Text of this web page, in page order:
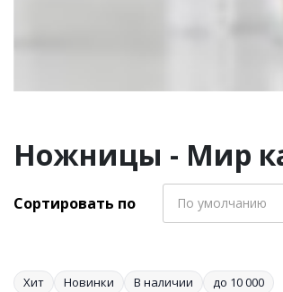
Ножницы - Мир
Сортировать по По умолчанию
Хит Новинки В наличии
до 10 000